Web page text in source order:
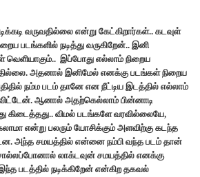
வருவதில்லை என்று கேட்கிறார்கள்.. கடவுள்
படங்களில் நடித்து வருகிறேன்.. இனி
வெளியாகும்.. இப்போது எல்லாம் நிறைய
அதனால் இனிமேல் எனக்கு படங்கள் நிறைய
நம்ம படம் தானே என நீட்டிய இடத்தில் எல்லாம்
விட்டேன். ஆனால் அதற்கெல்லாம் பின்னாடி
கிடைத்தது.. விமல் படங்களே வரவில்லையே,
என்று பலரும் யோசிக்கும் அளவிற்கு கடந்த
அந்த சமயத்தில் என்னை நம்பி வந்த படம் தான்
லாக்டவுன் சமயத்தில் எனக்கு
படத்தில் நடிக்கிறேன் என்கிற தகவல்